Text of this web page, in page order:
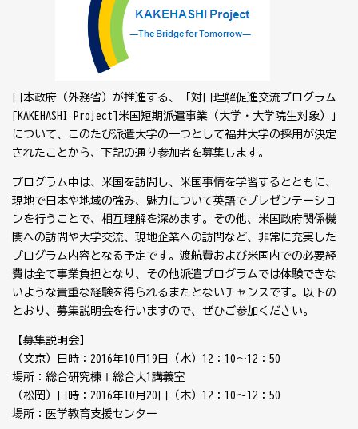
日本政府（外務省）が推進する、「対日理解促進交流プログラム
[KAKEHASHI Project]米国短期派遣事業（大学・大学院生対象）」
について、このたび派遣大学の一つとして福井大学の採用が決定
されたことから、下記の通り参加者を募集します。
プログラム中は、米国を訪問し、米国事情を学習するとともに、
現地で日本や地域の強み、魅力について英語でプレゼンテーショ
ンを行うことで、相互理解を深めます。その他、米国政府関係機
関への訪問や大学交流、現地企業への訪問など、非常に充実した
プログラム内容となる予定です。渡航費および米国内での必要経
費は全て事業負担となり、その他派遣プログラムでは体験できな
いような貴重な経験を得られるまたとないチャンスです。以下の
とおり、募集説明会を行いますので、ぜひご参加ください。
【募集説明会】
（文京）日時：2016年10月19日（水）12：10～12：50
場所：総合研究棟Ⅰ総合大1講義室
（松岡）日時：2016年10月20日（木）12：10～12：50
場所：医学教育支援センター